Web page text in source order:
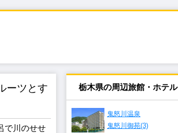
ーツとす
で川のせせ
栃木県の周辺旅館・ホテル
鬼怒川温泉
鬼怒川御苑(3)